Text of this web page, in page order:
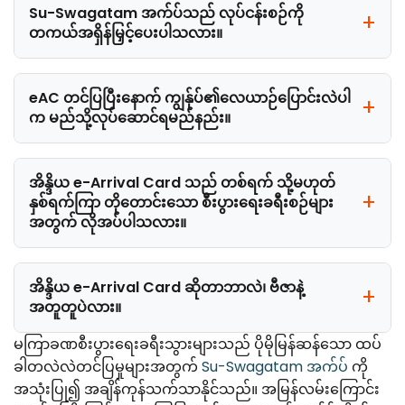
Su-Swagatam အက်ပ်သည် လုပ်ငန်းစဉ်ကို
တကယ်အရှိန်မြှင့်ပေးပါသလား။
eAC တင်ပြပြီးနောက် ကျွန်ုပ်၏လေယာဉ်ပြောင်းလဲပါ
က မည်သို့လုပ်ဆောင်ရမည်နည်း။
အိန္ဒိယ e-Arrival Card သည် တစ်ရက် သို့မဟုတ်
နှစ်ရက်ကြာ တိုတောင်းသော စီးပွားရေးခရီးစဉ်များ
အတွက် လိုအပ်ပါသလား။
အိန္ဒိယ e-Arrival Card ဆိုတာဘာလဲ၊ ဗီဇာနဲ့
အတူတူပဲလား။
မကြာခဏစီးပွားရေးခရီးသွားများသည် ပိုမိုမြန်ဆန်သော ထပ်
ခါတလဲလဲတင်ပြမှုများအတွက် Su-Swagatam အက်ပ် ကို
အသုံးပြု၍ အချိန်ကုန်သက်သာနိုင်သည်။ အမြန်လမ်းကြောင်း